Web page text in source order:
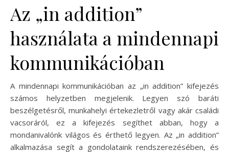
Az „in addition”
használata a mindennapi
kommunikációban
A mindennapi kommunikációban az „in addition” kifejezés
számos helyzetben megjelenik. Legyen szó baráti
beszélgetésről, munkahelyi értekezletről vagy akár családi
vacsoráról, ez a kifejezés segíthet abban, hogy a
mondanivalónk világos és érthető legyen. Az „in addition”
alkalmazása segít a gondolataink rendszerezésében, és